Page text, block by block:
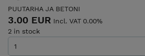
PUUTARHA JA BETONI
3.00 EUR Incl. VAT 0.00%
2 in stock